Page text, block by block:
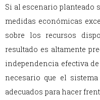
Si al escenario planteado
medidas económicas
sobre los recursos
resultado es altamente
independencia efectiva
necesario que el
adecuados para hacer